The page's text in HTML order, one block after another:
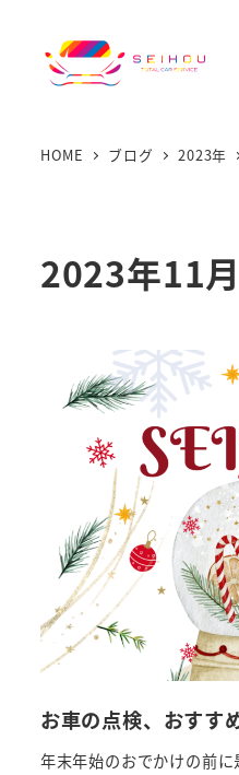
HOME ブログ 2023年
2023年11月
お車の点検、おすす
年末年始のおでかけの前